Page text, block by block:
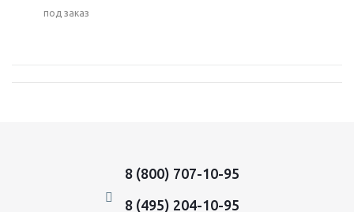
Под заказ
8 (800) 707-10-95
8 (495) 204-10-95